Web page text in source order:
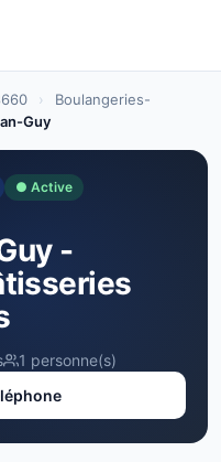
›
Boulangeries-
Guy
● Active
-
1 personne(s)